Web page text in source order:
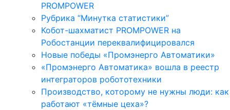
PROMPOWER
Рубрика “Минутка статистики”
Кобот-шахматист PROMPOWER на
Робостанции переквалифицировался
Новые победы «Промэнерго Автоматики»
«Промэнерго Автоматика» вошла в реестр
интеграторов робототехники
Производство, которому не нужны люди: как
работают «тёмные цеха»?